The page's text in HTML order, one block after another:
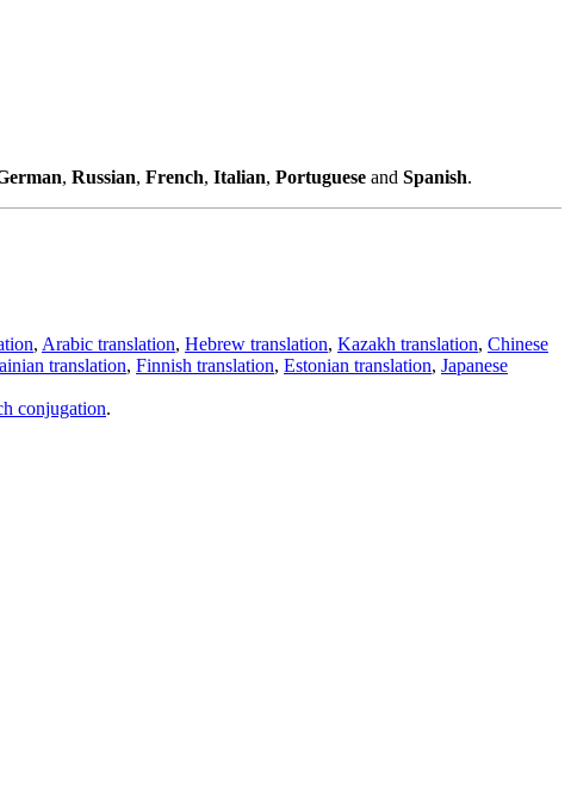
, Russian, French, Italian, Portuguese and Spanish.
, Arabic translation, Hebrew translation, Kazakh translation, Chinese
translation, Finnish translation, Estonian translation, Japanese
conjugation.